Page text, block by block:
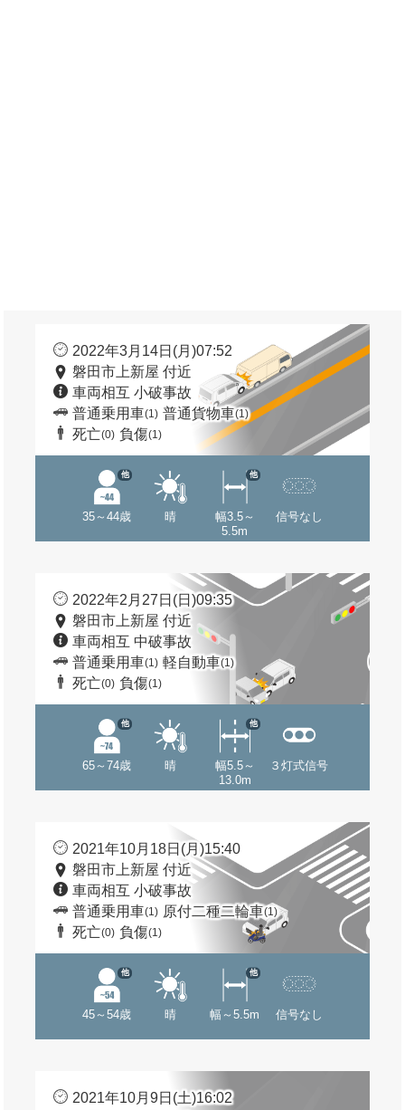
2022年3月14日(月)07:52
磐田市上新屋 付近
車両相互 小破事故
普通乗用車(1) 普通貨物車(1)
死亡(0) 負傷(1)
35～44歳
他
晴
幅3.5～
5.5m
他
信号なし
2022年2月27日(日)09:35
磐田市上新屋 付近
車両相互 中破事故
普通乗用車(1) 軽自動車(1)
死亡(0) 負傷(1)
65～74歳
他
晴
幅5.5～
13.0m
他
３灯式信号
2021年10月18日(月)15:40
磐田市上新屋 付近
車両相互 小破事故
普通乗用車(1) 原付二種二輪車(1)
死亡(0) 負傷(1)
45～54歳
他
晴 幅～5.5m
他
信号なし
2021年10月9日(土)16:02